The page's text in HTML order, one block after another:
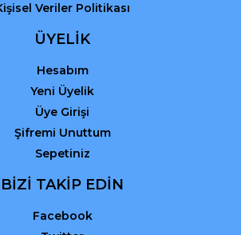
Veriler Politikası
ÜYELİK
Hesabım
Yeni Üyelik
Üye Girişi
Şifremi Unuttum
Sepetiniz
BİZİ TAKİP EDİN
Facebook